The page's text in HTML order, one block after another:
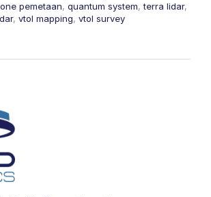
pemetaan, quantum system,terra lidar,
, vtol mapping, vtol survey